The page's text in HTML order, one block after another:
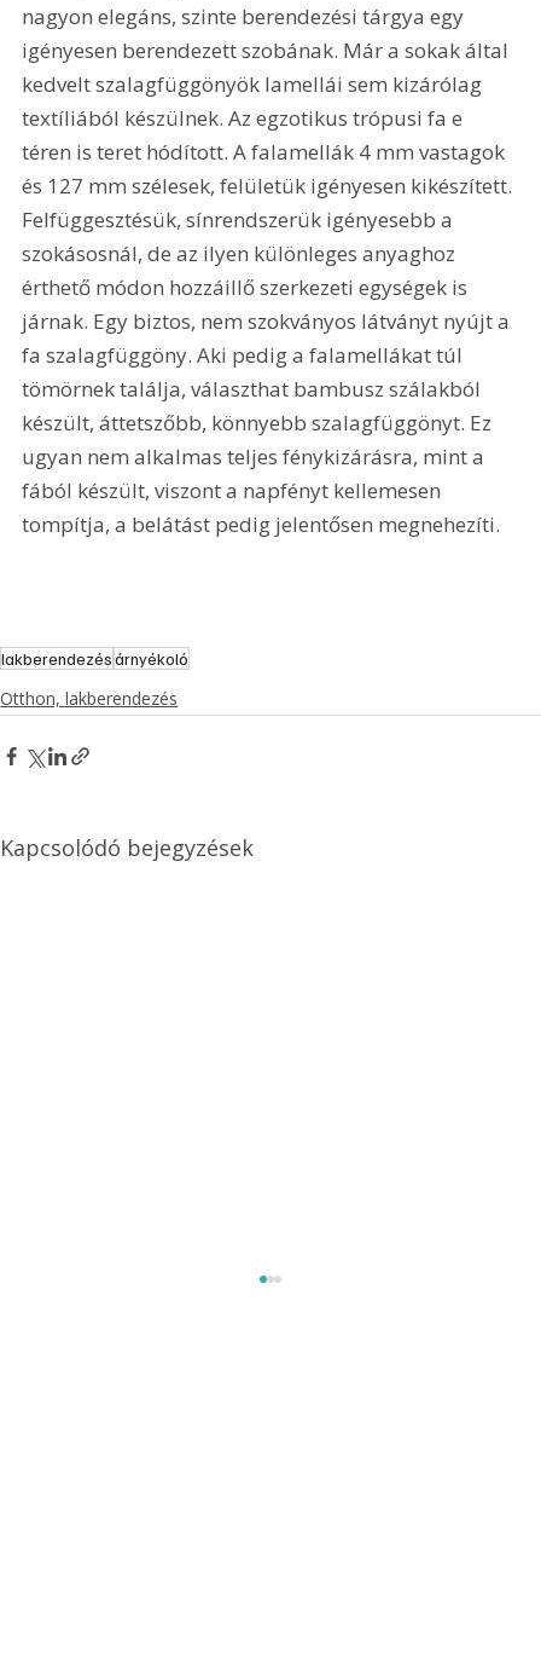
nagyon elegáns, szinte berendezési tárgya egy
igényesen berendezett szobának. Már a sokak által
kedvelt szalagfüggönyök lamellái sem kizárólag
textíliából készülnek. Az egzotikus trópusi fa e
téren is teret hódított. A falamellák 4 mm vastagok
és 127 mm szélesek, felületük igényesen kikészített.
Felfüggesztésük, sínrendszerük igényesebb a
szokásosnál, de az ilyen különleges anyaghoz
érthető módon hozzáillő szerkezeti egységek is
járnak. Egy biztos, nem szokványos látványt nyújt a
fa szalagfüggöny. Aki pedig a falamellákat túl
tömörnek találja, választhat bambusz szálakból
készült, áttetszőbb, könnyebb szalagfüggönyt. Ez
ugyan nem alkalmas teljes fénykizárásra, mint a
fából készült, viszont a napfényt kellemesen
tompítja, a belátást pedig jelentősen megnehezíti.
lakberendezésárnyékoló
Otthon, lakberendezés
Kapcsolódó bejegyzések